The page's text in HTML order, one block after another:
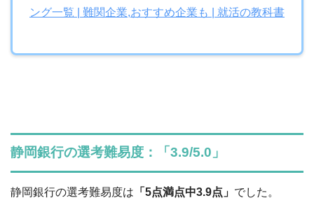
ング一覧 | 難関企業,おすすめ企業も | 就活の教科書
静岡銀行の選考難易度：「3.9/5.0」
静岡銀行の選考難易度は 「5点満点中3.9点」 でした。